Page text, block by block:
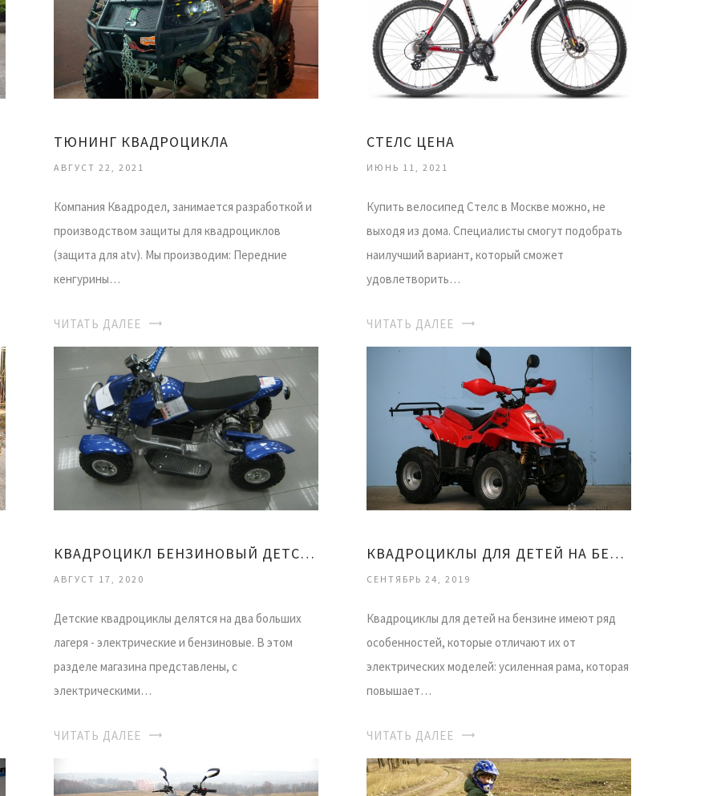
ТЮНИНГ КВАДРОЦИКЛА
АВГУСТ 22, 2021
Компания Квадродел, занимается разработкой и
производством защиты для квадроциклов
(защита для atv). Мы производим: Передние
кенгурины…
ЧИТАТЬ ДАЛЕЕ
СТЕЛС ЦЕНА
ИЮНЬ 11, 2021
Купить велосипед Стелс в Москве можно, не
выходя из дома. Специалисты смогут подобрать
наилучший вариант, который сможет
удовлетворить…
ЧИТАТЬ ДАЛЕЕ
КВАДРОЦИКЛ БЕНЗИНОВЫЙ ДЕТСКИЙ
АВГУСТ 17, 2020
Детские квадроциклы делятся на два больших
лагеря - электрические и бензиновые. В этом
разделе магазина представлены, с
электрическими…
ЧИТАТЬ ДАЛЕЕ
КВАДРОЦИКЛЫ ДЛЯ ДЕТЕЙ НА БЕНЗИНЕ
СЕНТЯБРЬ 24, 2019
Квадроциклы для детей на бензине имеют ряд
особенностей, которые отличают их от
электрических моделей: усиленная рама, которая
повышает…
ЧИТАТЬ ДАЛЕЕ